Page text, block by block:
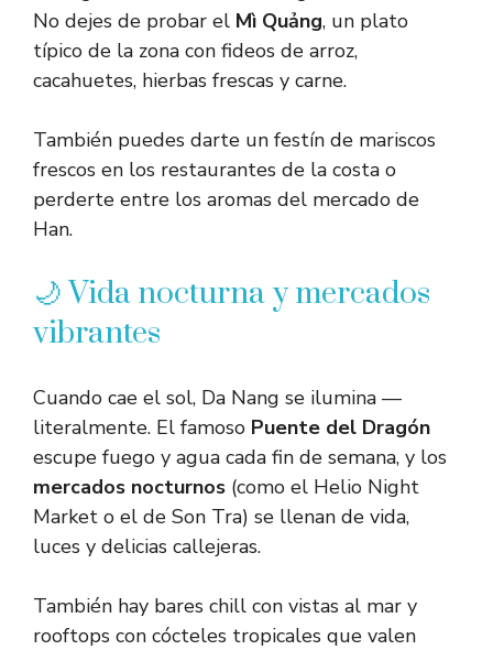
No dejes de probar el Mì Quảng, un plato
típico de la zona con fideos de arroz,
cacahuetes, hierbas frescas y carne.
También puedes darte un festín de mariscos
frescos en los restaurantes de la costa o
perderte entre los aromas del mercado de
Han.
🌙 Vida nocturna y mercados
vibrantes
Cuando cae el sol, Da Nang se ilumina —
literalmente. El famoso Puente del Dragón
escupe fuego y agua cada fin de semana, y los
mercados nocturnos (como el Helio Night
Market o el de Son Tra) se llenan de vida,
luces y delicias callejeras.
También hay bares chill con vistas al mar y
rooftops con cócteles tropicales que valen